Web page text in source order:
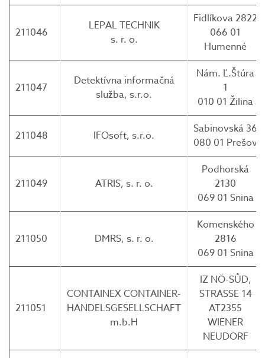
211046
LEPAL TECHNIK
s. r. o.
Fidlíkova 2822
066 01
Humenné
211047
Detektívna informačná
služba, s.r.o.
Nám. Ľ.Štúra
1
010 01 Žilina
211048 IFOsoft, s.r.o.
Sabinovská 36
080 01 Prešov
211049 ATRIS, s. r. o.
Podhorská
2130
069 01 Snina
211050 DMRS, s. r. o.
Komenského
2816
069 01 Snina
211051
CONTAINEX CONTAINER-
HANDELSGESELLSCHAFT
m.b.H
IZ NÖ-SŮD,
STRASSE 14
AT2355
WIENER
NEUDORF